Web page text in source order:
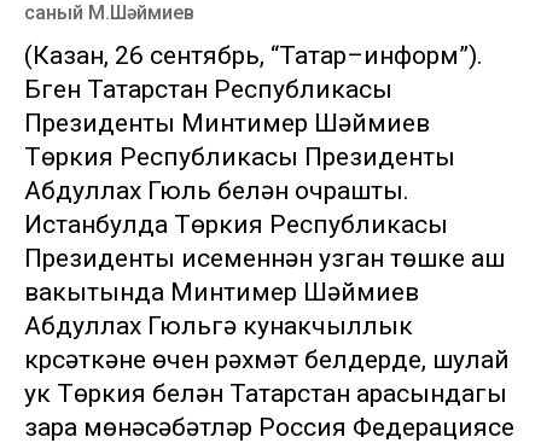
саный М.Шәймиев
(Казан, 26 сентябрь, “Татар–информ”).
Бүген Татарстан Республикасы
Президенты Минтимер Шәймиев
Төркия Республикасы Президенты
Абдуллах Гюль белән очрашты.
Истанбулда Төркия Республикасы
Президенты исеменнән узган төшке аш
вакытында Минтимер Шәймиев
Абдуллах Гюльгә кунакчыллык
күрсәткәне өчен рәхмәт белдерде, шулай
ук Төркия белән Татарстан арасындагы
үзара мөнәсәбәтләр Россия Федерациясе